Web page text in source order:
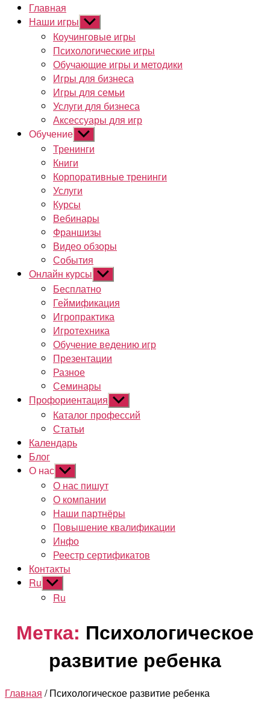
Главная
Наши игры Показывать
подменю
Коучинговые игры
Психологические игры
Обучающие игры и методики
Игры для бизнеса
Игры для семьи
Услуги для бизнеса
Аксессуары для игр
Обучение Показывать
подменю
Тренинги
Книги
Корпоративные тренинги
Услуги
Курсы
Вебинары
Франшизы
Видео обзоры
События
Онлайн курсы Показывать
подменю
Бесплатно
Геймификация
Игропрактика
Игротехника
Обучение ведению игр
Презентации
Разное
Семинары
Профориентация Показывать
подменю
Каталог профессий
Статьи
Календарь
Блог
О нас Показывать
подменю
О нас пишут
О компании
Наши партнёры
Повышение квалификации
Инфо
Реестр сертификатов
Контакты
Ru Показывать
подменю
Ru
Метка: Психологическое
развитие ребенка
Главная / Психологическое развитие ребенка